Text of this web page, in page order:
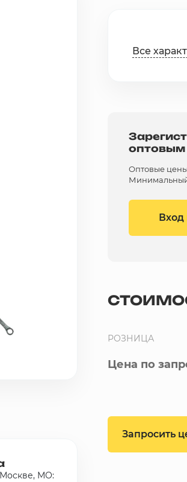
МО:
Все
Оптовые цены
Минимальный
Вход
РОЗНИЦА
Цена по
Запросить